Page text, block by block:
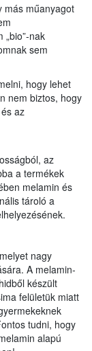
más műanyagot
nak
sem
hogy lehet
nem biztos, hogy
az
az
a termékek
melamin és
tároló a
nagy
A melamin-
készült
felületük miatt
tudni, hogy
alapú